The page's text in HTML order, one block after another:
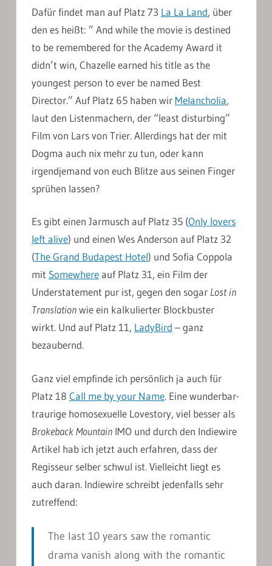
Dafür findet man auf Platz 73 La La Land, über
den es heißt: ” And while the movie is destined
to be remembered for the Academy Award it
didn’t win, Chazelle earned his title as the
youngest person to ever be named Best
Director.” Auf Platz 65 haben wir Melancholia,
laut den Listenmachern, der “least disturbing”
Film von Lars von Trier. Allerdings hat der mit
Dogma auch nix mehr zu tun, oder kann
irgendjemand von euch Blitze aus seinen Finger
sprühen lassen?
Es gibt einen Jarmusch auf Platz 35 (Only lovers
left alive) und einen Wes Anderson auf Platz 32
(The Grand Budapest Hotel) und Sofia Coppola
mit Somewhereauf Platz 31, ein Film der
Understatement pur ist, gegen den sogar Lost in
Translationwie ein kalkulierter Blockbuster
wirkt. Und auf Platz 11, LadyBird – ganz
bezaubernd.
Ganz viel empfinde ich persönlich ja auch für
Platz 18 Call me by your Name. Eine wunderbar-
traurige homosexuelle Lovestory, viel besser als
Brokeback Mountain IMO und durch den Indiewire
Artikel hab ich jetzt auch erfahren, dass der
Regisseur selber schwul ist. Vielleicht liegt es
auch daran. Indiewire schreibt jedenfalls sehr
zutreffend:
The last 10 years saw the romantic
drama vanish along with the romantic